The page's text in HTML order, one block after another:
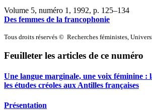
Volume 5, numéro 1, 1992, p. 125–134
Des femmes de la francophonie
Tous droits réservés © Recherches féministes,
Feuilleter les articles de ce numéro
Une langue marginale, une voix féminine :
les études créoles aux Antilles françaises
Présentation